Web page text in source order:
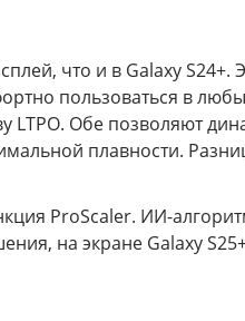
что и в Galaxy
пользоваться в
LTPO. Обе позволяют
плавности.
ProScaler. ИИ-
на экране Galaxy